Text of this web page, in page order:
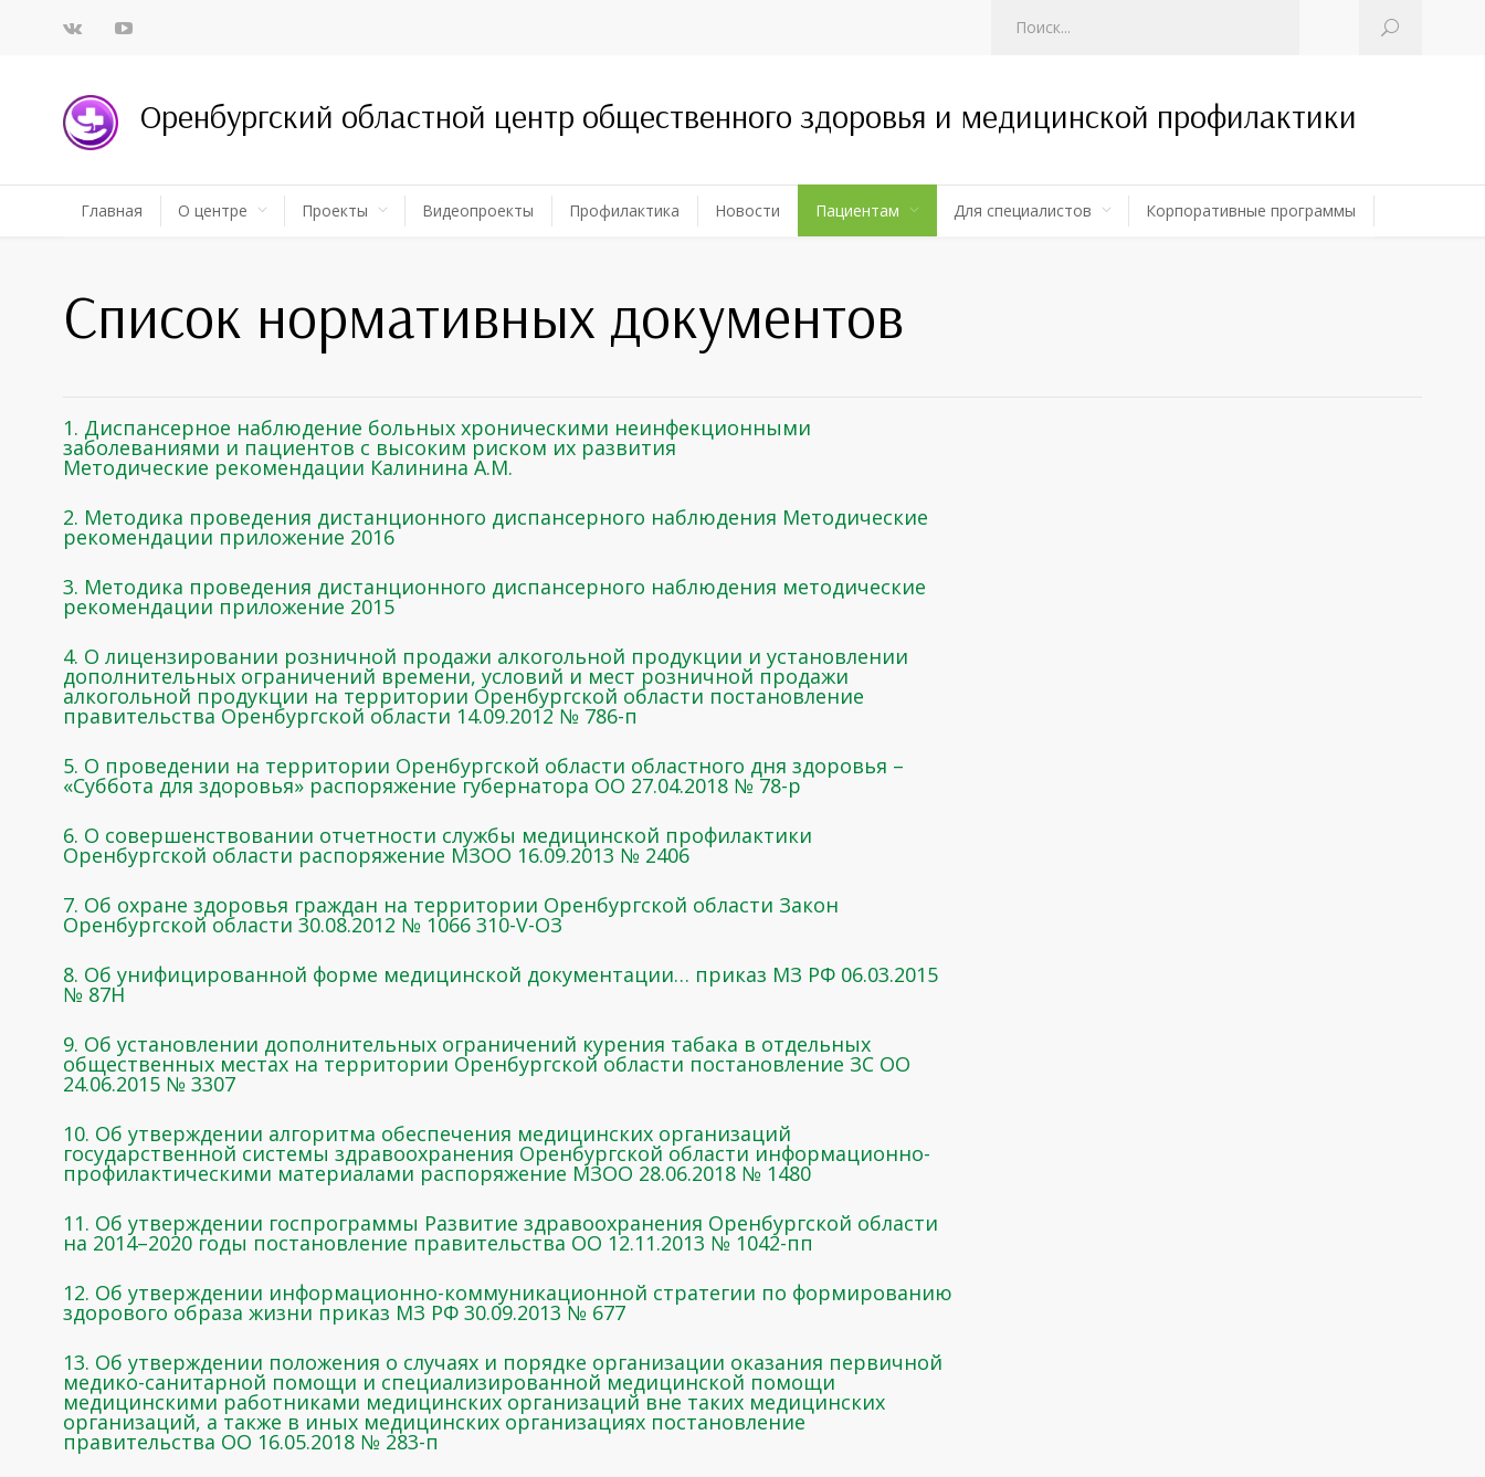
Оренбургский областной центр общественного здоровья и медицинской профилактики
Главная О центре Проекты Видеопроекты Профилактика Новости Пациентам Для специалистов Корпоративные программы
Список нормативных документов
1. Диспансерное наблюдение больных хроническими неинфекционными
заболеваниями и пациентов с высоким риском их развития
Методические рекомендации Калинина А.М.
2. Методика проведения дистанционного диспансерного наблюдения Методические
рекомендации приложение 2016
3. Методика проведения дистанционного диспансерного наблюдения методические
рекомендации приложение 2015
4. О лицензировании розничной продажи алкогольной продукции и установлении
дополнительных ограничений времени, условий и мест розничной продажи
алкогольной продукции на территории Оренбургской области постановление
правительства Оренбургской области 14.09.2012 № 786-п
5. О проведении на территории Оренбургской области областного дня здоровья –
«Суббота для здоровья» распоряжение губернатора ОО 27.04.2018 № 78-р
6. О совершенствовании отчетности службы медицинской профилактики
Оренбургской области распоряжение МЗОО 16.09.2013 № 2406
7. Об охране здоровья граждан на территории Оренбургской области Закон
Оренбургской области 30.08.2012 № 1066 310-V-ОЗ
8. Об унифицированной форме медицинской документации… приказ МЗ РФ 06.03.2015
№ 87Н
9. Об установлении дополнительных ограничений курения табака в отдельных
общественных местах на территории Оренбургской области постановление ЗС ОО
24.06.2015 № 3307
10. Об утверждении алгоритма обеспечения медицинских организаций
государственной системы здравоохранения Оренбургской области информационно-
профилактическими материалами распоряжение МЗОО 28.06.2018 № 1480
11. Об утверждении госпрограммы Развитие здравоохранения Оренбургской области
на 2014–2020 годы постановление правительства ОО 12.11.2013 № 1042-пп
12. Об утверждении информационно-коммуникационной стратегии по формированию
здорового образа жизни приказ МЗ РФ 30.09.2013 № 677
13. Об утверждении положения о случаях и порядке организации оказания первичной
медико-санитарной помощи и специализированной медицинской помощи
медицинскими работниками медицинских организаций вне таких медицинских
организаций, а также в иных медицинских организациях постановление
правительства ОО 16.05.2018 № 283-п